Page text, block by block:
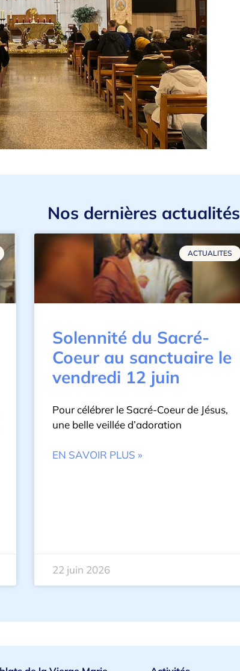
Nos dernières actualités
ACTUALITES
Solennité du Sacré-
Coeur au sanctuaire le
vendredi 12 juin
Pour célébrer le Sacré-Coeur de Jésus,
une belle veillée d’adoration
EN SAVOIR PLUS »
22 juin 2026